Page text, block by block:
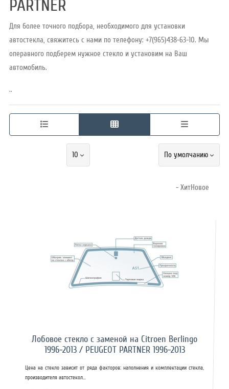
Режим
PARTNER
Для более точного подбора, необходимого для установки
автостекла, свяжитесь с нами по телефону: +7(965)438-63-10. Мы
операвного подберем нужное стекло и установим на Ваш
автомобиль.
..
10 По умолчанию
- ХитНовое
Лобовое стекло с заменой на Citroen Berlingo
1996-2013 / PEUGEOT PARTNER 1996-2013
Цена на стекло зависит от ряда факторов: наполнения и комплектации стекла,
производителя автостекол...